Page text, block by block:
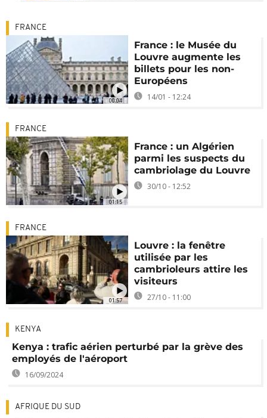
00:04
FRANCE
France : le Musée du
Louvre augmente les
billets pour les non-
Européens
14/01 - 12:24
01:15
FRANCE
France : un Algérien
parmi les suspects du
cambriolage du Louvre
30/10 - 12:52
01:57
FRANCE
Louvre : la fenêtre
utilisée par les
cambrioleurs attire les
visiteurs
27/10 - 11:00
KENYA
Kenya : trafic aérien perturbé par la grève des
employés de l'aéroport
16/09/2024
AFRIQUE DU SUD